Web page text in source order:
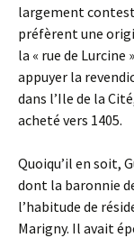
largement
préfèrent une
la « rue de
appuyer la
dans l’Ile de la
acheté vers 1405.
Quoiqu’il en soit,
dont la baronnie
l’habitude de
Marigny. Il avait